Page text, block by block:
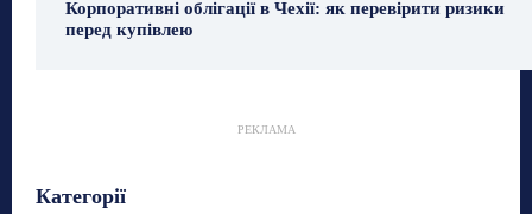
Корпоративні облігації в Чехії: як перевірити ризики
перед купівлею
РЕКЛАМА
Категорії